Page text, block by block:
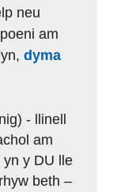
neu
am
dyma
- llinell
am
y DU lle
beth –